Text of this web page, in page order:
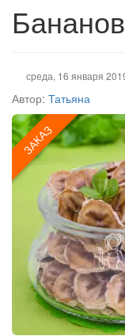
среда, 16 января
Автор: Татьяна
ЗАКАЗ